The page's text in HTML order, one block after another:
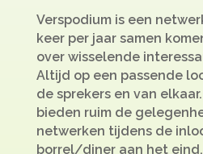
Verspodium is een
keer per jaar samen
over wisselende
Altijd op een passende
de sprekers en van
bieden ruim de
netwerken tijdens de
borrel/diner aan het eind.